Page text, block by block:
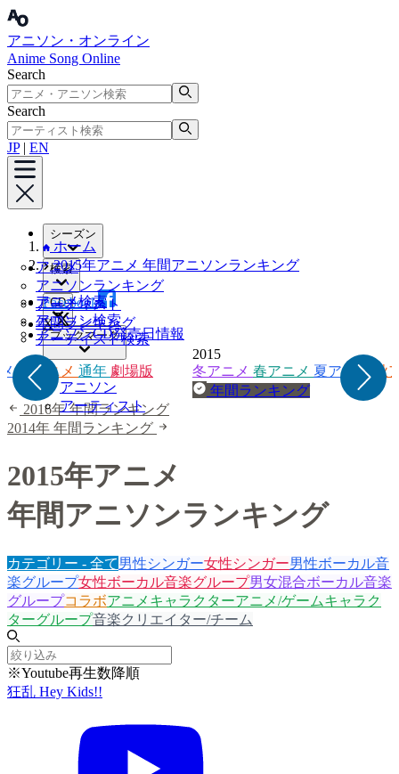
アニソン・オンライン
Anime Song Online
Search
Search
JP| EN
シーズン
アニメ
アニソンランキング
アーティスト
年間ランキング
検索
アニメ検索
アニソン検索
アーティスト検索
CD
アニソンCD発売日情報
ブックマーク
アニメ
アニソン
アーティスト
ホーム
2015年アニメ 年間アニソンランキング
Facebook
X
秋アニメ 通年 劇場版
2015
冬アニメ 春アニメ 夏アニメ
秋
年間ランキング
2016年 年間ランキング
2014年 年間ランキング
2015年アニメ
年間アニソンランキング
カテゴリー - 全て男性シンガー女性シンガー男性ボーカル音
楽グループ女性ボーカル音楽グループ男女混合ボーカル音楽
グループコラボアニメキャラクターアニメ/ゲームキャラク
ターグループ音楽クリエイター/チーム
※Youtube再生数降順
狂乱 Hey Kids!!